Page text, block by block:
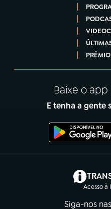
Baixe o app
E tenha a gente
Acesso à
Siga-nos